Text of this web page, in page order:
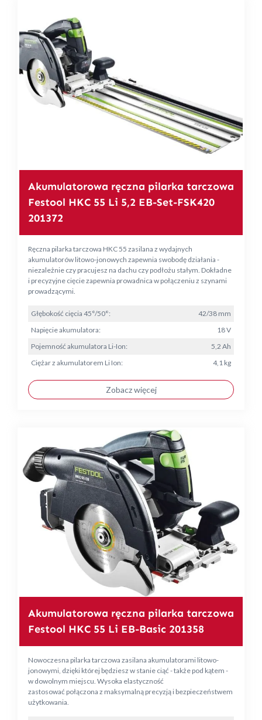
Akumulatorowa ręczna pilarka tarczowa
Festool HKC 55 Li 5,2 EB-Set-FSK420
201372
Ręczna pilarka tarczowa HKC 55 zasilana z wydajnych
akumulatorów litowo-jonowych zapewnia swobodę działania -
niezależnie czy pracujesz na dachu czy podłożu stałym. Dokładne
i precyzyjne cięcie zapewnia prowadnica w połączeniu z szynami
prowadzącymi.
Głębokość cięcia 45°/50°:
42/38 mm
Napięcie akumulatora:
18 V
Pojemność akumulatora Li-Ion:
5,2 Ah
Ciężar z akumulatorem Li Ion:
4,1 kg
Zobacz więcej
Akumulatorowa ręczna pilarka tarczowa
Festool HKC 55 Li EB-Basic 201358
Nowoczesna pilarka tarczowa zasilana akumulatorami litowo-
jonowymi, dzięki której będziesz w stanie ciąć - także pod kątem -
w dowolnym miejscu. Wysoka elastyczność
zastosować połączona z maksymalną precyzją i bezpieczeństwem
użytkowania.